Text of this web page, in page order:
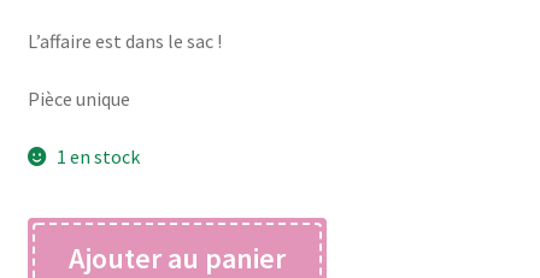
L’affaire est dans le sac !
Pièce unique
1 en stock
quantité
de
Ajouter au panier